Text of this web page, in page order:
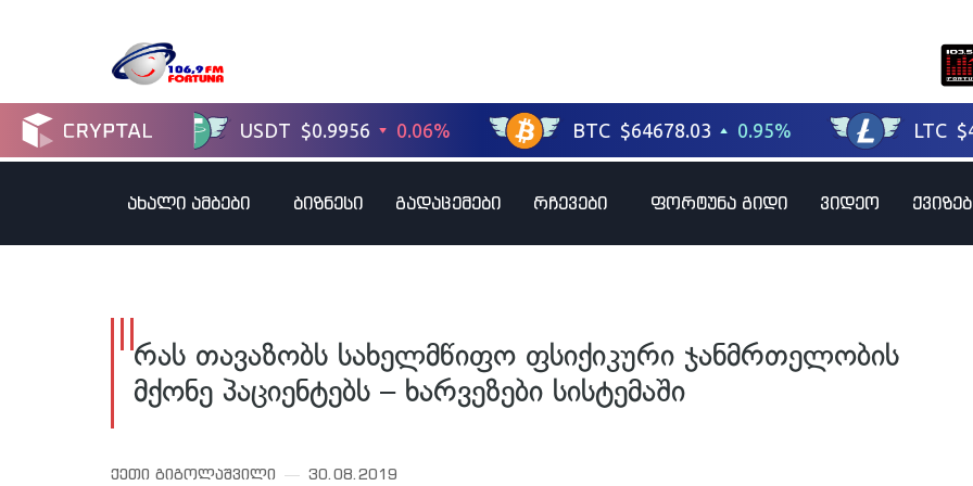
ახალი ამბები ბიზნესი გადაცემები რჩევები ფორტუნა გიდი ვიდეო
რას თავაზობს სახელმწიფო ფსიქიკური ჯანმრთელობის
მქონე პაციენტებს – ხარვეზები სისტემაში
ქეთი გიგოლაშვილი 30.08.2019